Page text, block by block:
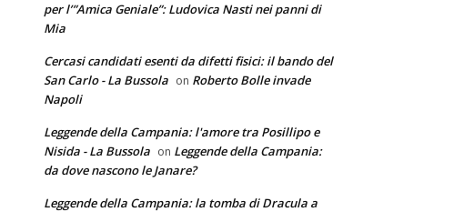
per l’”Amica Geniale”: Ludovica Nasti nei panni di
Mia
Cercasi candidati esenti da difetti fisici: il bando del
San Carlo - La Bussola on Roberto Bolle invade
Napoli
Leggende della Campania: l'amore tra Posillipo e
Nisida - La Bussola on Leggende della Campania:
da dove nascono le Janare?
Leggende della Campania: la tomba di Dracula a